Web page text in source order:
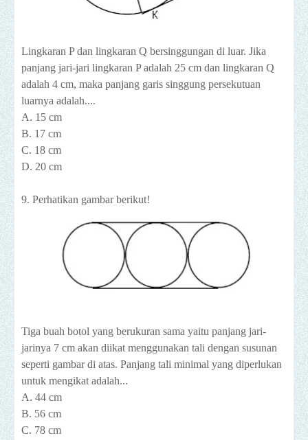
Lingkaran P dan lingkaran Q bersinggungan di luar. Jika
panjang jari-jari lingkaran P adalah 25 cm dan lingkaran Q
adalah 4 cm, maka panjang garis singgung persekutuan
luarnya adalah....
A. 15 cm
B. 17 cm
C. 18 cm
D. 20 cm
9. Perhatikan gambar berikut!
Tiga buah botol yang berukuran sama yaitu panjang jari-
jarinya 7 cm akan diikat menggunakan tali dengan susunan
seperti gambar di atas. Panjang tali minimal yang diperlukan
untuk mengikat adalah...
A. 44 cm
B. 56 cm
C. 78 cm